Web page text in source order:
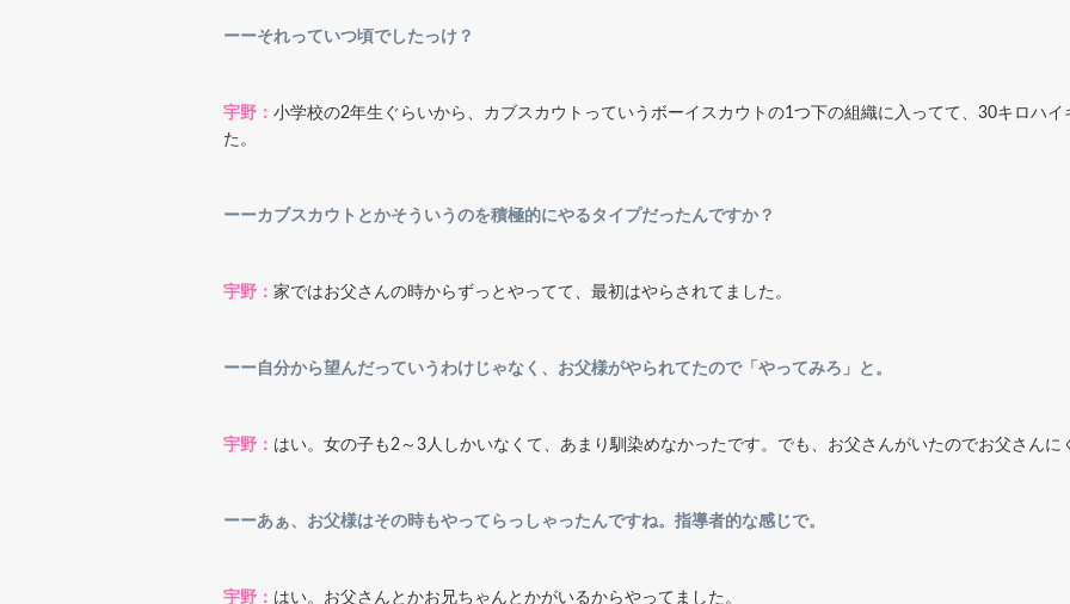
ーーそれっていつ頃でしたっけ？
宇野： 小学校の2年生ぐらいから、カブスカウトっていうボーイスカウトの1つ下の組織に入ってて、30キロハ
た。
ーーカブスカウトとかそういうのを積極的にやるタイプだったんですか？
宇野： 家ではお父さんの時からずっとやってて、最初はやらされてました。
ーー自分から望んだっていうわけじゃなく、お父様がやられてたので「やってみろ」と。
宇野： はい。女の子も2～3人しかいなくて、あまり馴染めなかったです。でも、お父さんがいたのでお父さんに
ーーあぁ、お父様はその時もやってらっしゃったんですね。指導者的な感じで。
宇野： はい。お父さんとかお兄ちゃんとかがいるからやってました。